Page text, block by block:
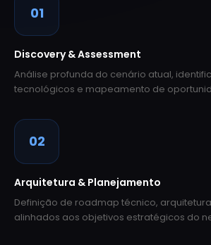
01
Discovery & Assessment
Análise profunda do cenário atual,
tecnológicos e mapeamento de
02
Arquitetura & Planejamento
Definição de roadmap técnico,
alinhados aos objetivos estratégicos do